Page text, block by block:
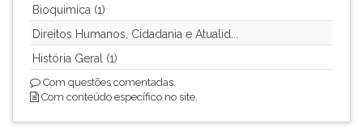
Bioquimica (1)
Direitos Humanos, Cidadania e Atualid...
História Geral (1)
Com questões comentadas.
Com conteúdo específico no site.